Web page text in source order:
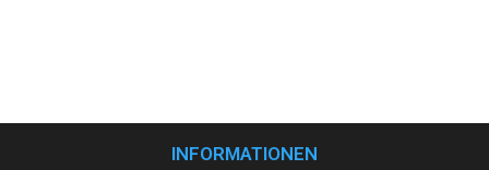
INFORMATIONEN